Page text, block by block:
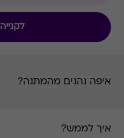
לקנייה
איפה נהנים מהמתנה?
איך לממש?